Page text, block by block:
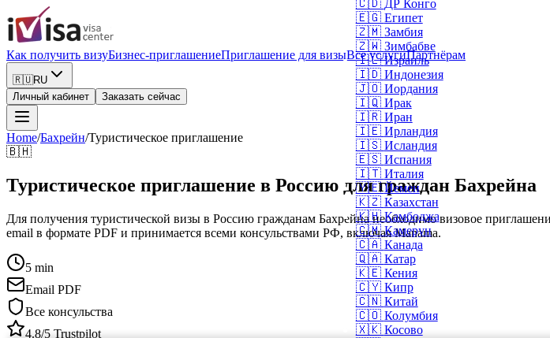
Как получить визуБизнес-приглашениеПриглашение для визыВсе услугиПартнёрам
🇷🇺RU
Личный кабинет
Заказать сейчас
Home/Бахрейн/Туристическое приглашение
🇧🇭
Туристическое приглашение в Россию для граждан Бахрейна
Для получения туристической визы в Россию гражданам Бахрейна необходимо визовое
email в формате PDF и принимается всеми консульствами РФ, включая Manama.
5 min
Email PDF
Все консульства
4.8/5 Trustpilot
🇨🇩 ДР Конго
🇪🇬 Египет
🇿🇲 Замбия
🇿🇼 Зимбабве
🇮🇱 Израиль
🇮🇩 Индонезия
🇯🇴 Иордания
🇮🇶 Ирак
🇮🇷 Иран
🇮🇪 Ирландия
🇮🇸 Исландия
🇪🇸 Испания
🇮🇹 Италия
🇾🇪 Йемен
🇰🇿 Казахстан
🇰🇭 Камбоджа
🇨🇲 Камерун
🇨🇦 Канада
🇶🇦 Катар
🇰🇪 Кения
🇨🇾 Кипр
🇨🇳 Китай
🇨🇴 Колумбия
🇽🇰 Косово